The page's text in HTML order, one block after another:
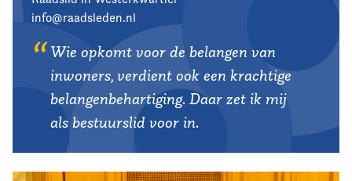
info@raadsleden.nl
Wie opkomt voor de belangen van
inwoners, verdient ook een krachtige
belangenbehartiging. Daar zet ik mij
als bestuurslid voor in.